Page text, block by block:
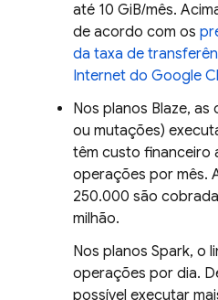
até 10 GiB/mês.
de acordo com os
da taxa de
Internet do Google
Nos planos Blaze,
ou mutações)
têm custo financeiro
operações por mês.
250.000 são
milhão.
Nos planos Spark, o
operações por dia.
possível executar